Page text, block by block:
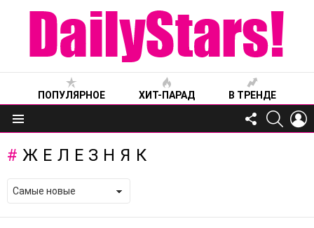
ПОПУЛЯРНОЕ ХИТ-ПАРАД В ТРЕНДЕ
Меню
FOLLOW
US
ЖЕЛЕЗНЯК